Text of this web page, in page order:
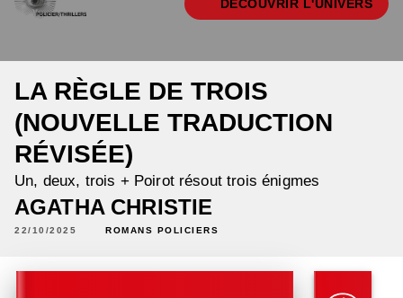
DÉCOUVRIR L'UNIVERS
LA RÈGLE DE TROIS
(NOUVELLE TRADUCTION
RÉVISÉE)
Un, deux, trois + Poirot résout trois énigmes
AGATHA CHRISTIE
22/10/2025 ROMANS POLICIERS